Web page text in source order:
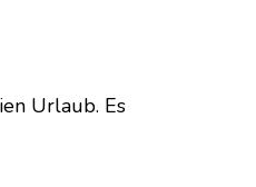
Urlaub. Es